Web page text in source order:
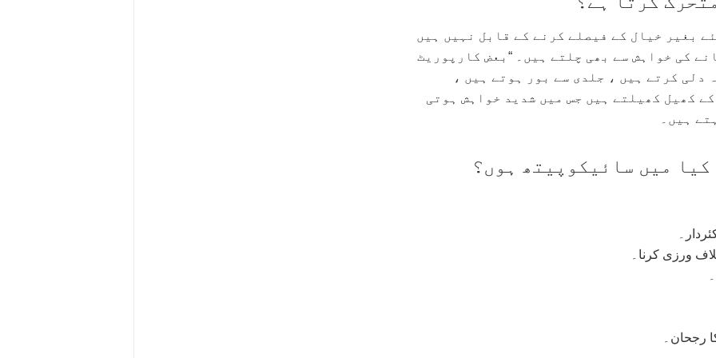
بغیر خیال کے فیصلے کرنے کے قابل نہیں ہیں
کی خواہش سے بھی چلتے ہیں۔ “بعض کارپوریٹ
دلی کرتے ہیں ، جلدی سے بور ہوتے ہیں ،
کھیل کھیلتے ہیں جس میں شدید خواہش ہوتی
ہیں۔
میں سائیکوپیتھ ہوں؟
ورزی کرنا۔
رجحان۔